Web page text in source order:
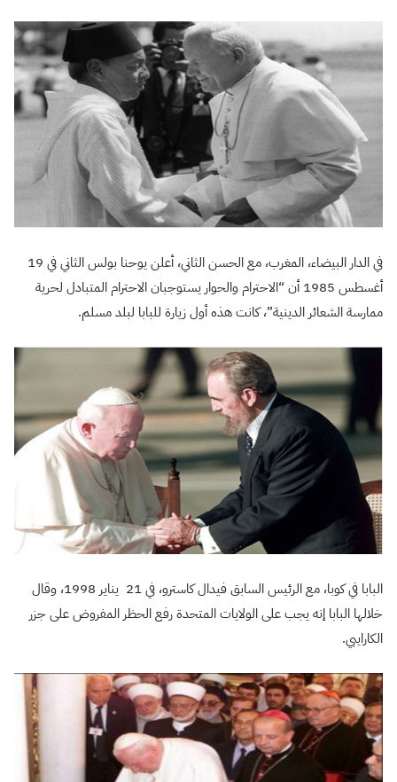
في الدار البيضاء، المغرب، مع الحسن الثاني، أعلن يوحنا بولس الثاني في 19
أغسطس 1985 أن “الاحترام والحوار يستوجبان الاحترام المتبادل لحرية
ممارسة الشعائر الدينية”، كانت هذه أول زيارة للبابا لبلد مسلم.
البابا في كوبا، مع الرئيس السابق فيدال كاسترو، في 21 يناير 1998، وقال
خلالها البابا إنه يجب على الولايات المتحدة رفع الحظر المفروض على جزر
الكارايبي.